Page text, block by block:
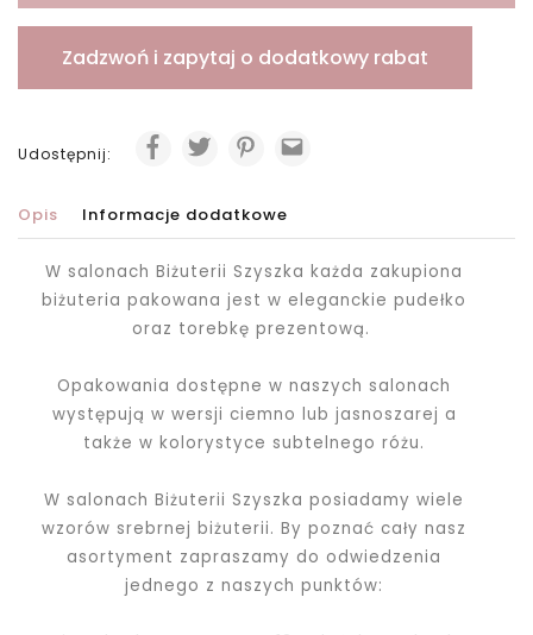
Zadzwoń i zapytaj o dodatkowy rabat
Udostępnij:
Opis Informacje dodatkowe
W salonach Biżuterii Szyszka każda zakupiona
biżuteria pakowana jestw eleganckie pudełko
oraz torebkę prezentową.
Opakowania dostępne w naszych salonach
występują w wersji ciemno lub jasnoszarej a
także w kolorystyce subtelnego różu.
W salonach Biżuterii Szyszka posiadamy wiele
wzorów srebrnej biżuterii. By poznać cały nasz
asortyment zapraszamy do odwiedzenia
jednego z naszych punktów: